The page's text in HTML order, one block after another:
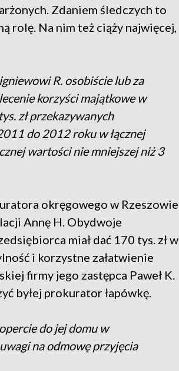
Zdaniem śledczych to
rolę. Na nim też ciąży najwięcej,
R. osobiście lub za
korzyści majątkowe w
zł przekazywanych
do 2012 roku w łącznej
wartości nie mniejszej niż 3
okręgowego w Rzeszowie
Annę H. Obydwoje
miał dać 170 tys. zł w
i korzystne załatwienie
firmy jego zastępca Paweł K.
byłej prokurator łapówkę.
do jej domu w
na odmowę przyjęcia